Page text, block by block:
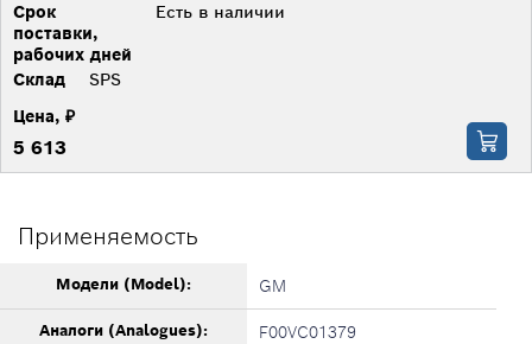
Срок
поставки,
рабочих дней
Есть в наличии
Склад
SPS
Цена, ₽
5 613
Применяемость
Модели (Model): GM
Аналоги (Analogues): F00VC01379